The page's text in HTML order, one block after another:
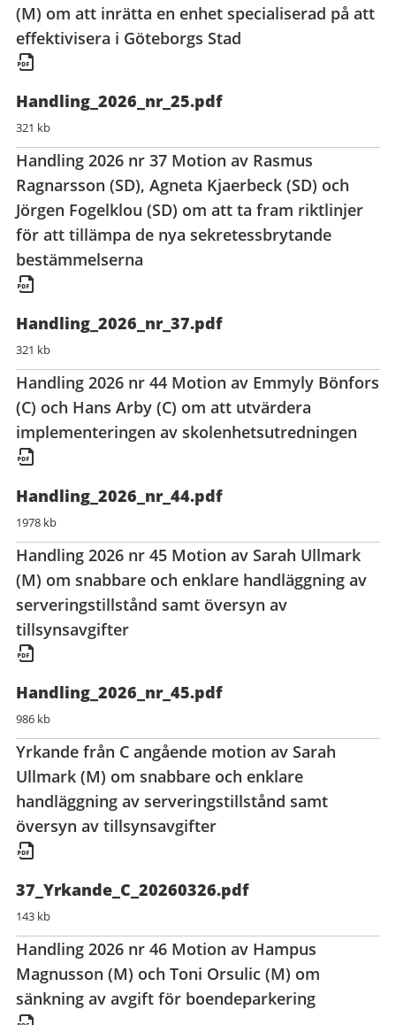
(M) om att inrätta en enhet specialiserad på att
effektivisera i Göteborgs Stad
Handling_2026_nr_25.pdf
321 kb
Handling 2026 nr 37 Motion av Rasmus
Ragnarsson (SD), Agneta Kjaerbeck (SD) och
Jörgen Fogelklou (SD) om att ta fram riktlinjer
för att tillämpa de nya sekretessbrytande
bestämmelserna
Handling_2026_nr_37.pdf
321 kb
Handling 2026 nr 44 Motion av Emmyly Bönfors
(C) och Hans Arby (C) om att utvärdera
implementeringen av skolenhetsutredningen
Handling_2026_nr_44.pdf
1978 kb
Handling 2026 nr 45 Motion av Sarah Ullmark
(M) om snabbare och enklare handläggning av
serveringstillstånd samt översyn av
tillsynsavgifter
Handling_2026_nr_45.pdf
986 kb
Yrkande från C angående motion av Sarah
Ullmark (M) om snabbare och enklare
handläggning av serveringstillstånd samt
översyn av tillsynsavgifter
37_Yrkande_C_20260326.pdf
143 kb
Handling 2026 nr 46 Motion av Hampus
Magnusson (M) och Toni Orsulic (M) om
sänkning av avgift för boendeparkering